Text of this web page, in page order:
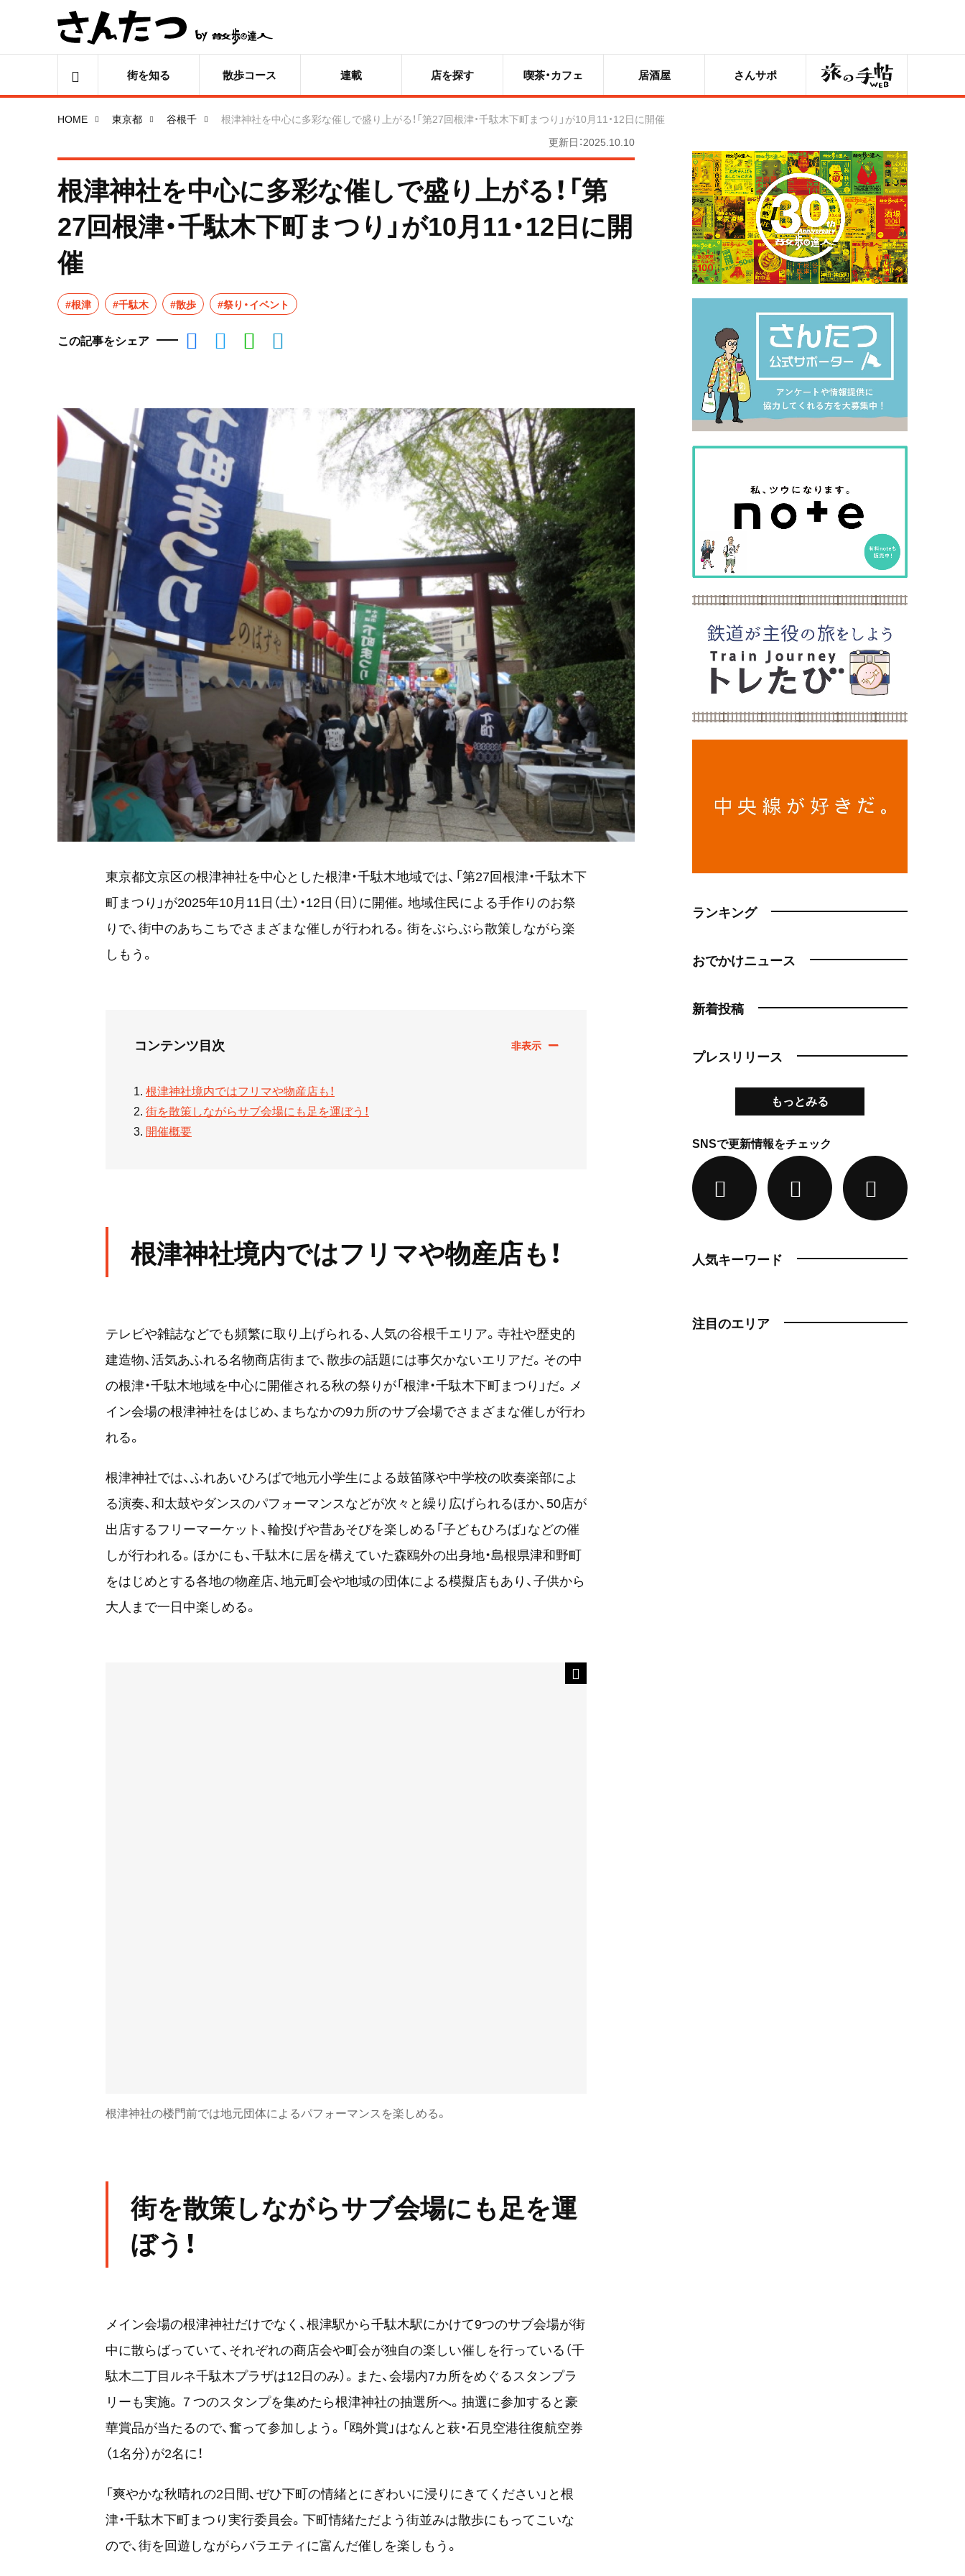
街を知る 散歩コース 連載 店を探す 喫茶・カフェ 居酒屋 さんサポ 旅の手帖
HOME 東京都 谷根千
根津神社を中心に多彩な催しで盛り上がる！「第27回根津・千駄木下町まつり」が10月11・12日に開催
更新日：2025.10.10
根津神社を中心に多彩な催しで盛り上がる！「第
27回根津・千駄木下町まつり」が10月11・12日に開
催
#根津 #千駄木 #散歩 #祭り・イベント
この記事をシェア
東京都文京区の根津神社を中心とした根津・千駄木地域では、「第27回根津・千駄木下
町まつり」が2025年10月11日（土）・12日（日）に開催。地域住民による手作りのお祭
りで、街中のあちこちでさまざまな催しが行われる。街をぶらぶら散策しながら楽
しもう。
コンテンツ目次
根津神社境内ではフリマや物産店も！
街を散策しながらサブ会場にも足を運ぼう！
開催概要
根津神社境内ではフリマや物産店も！
テレビや雑誌などでも頻繁に取り上げられる、人気の谷根千エリア。寺社や歴史的
建造物、活気あふれる名物商店街まで、散歩の話題には事欠かないエリアだ。その中
の根津・千駄木地域を中心に開催される秋の祭りが「根津・千駄木下町まつり」だ。メ
イン会場の根津神社をはじめ、まちなかの9カ所のサブ会場でさまざまな催しが行わ
れる。
根津神社では、ふれあいひろばで地元小学生による鼓笛隊や中学校の吹奏楽部によ
る演奏、和太鼓やダンスのパフォーマンスなどが次々と繰り広げられるほか、50店が
出店するフリーマーケット、輪投げや昔あそびを楽しめる「子どもひろば」などの催
しが行われる。ほかにも、千駄木に居を構えていた森鴎外の出身地・島根県津和野町
をはじめとする各地の物産店、地元町会や地域の団体による模擬店もあり、子供から
大人まで一日中楽しめる。
根津神社の楼門前では地元団体によるパフォーマンスを楽しめる。
街を散策しながらサブ会場にも足を運
ぼう！
メイン会場の根津神社だけでなく、根津駅から千駄木駅にかけて9つのサブ会場が街
中に散らばっていて、それぞれの商店会や町会が独自の楽しい催しを行っている（千
駄木二丁目ルネ千駄木プラザは12日のみ）。また、会場内7カ所をめぐるスタンプラ
リーも実施。７つのスタンプを集めたら根津神社の抽選所へ。抽選に参加すると豪
華賞品が当たるので、奮って参加しよう。「鴎外賞」はなんと萩・石見空港往復航空券
（1名分）が2名に！
「爽やかな秋晴れの2日間、ぜひ下町の情緒とにぎわいに浸りにきてください」と根
津・千駄木下町まつり実行委員会。下町情緒ただよう街並みは散歩にもってこいな
ので、街を回遊しながらバラエティに富んだ催しを楽しもう。
ランキング
おでかけニュース
新着投稿
プレスリリース
もっとみる
SNSで更新情報をチェック
人気キーワード
注目のエリア